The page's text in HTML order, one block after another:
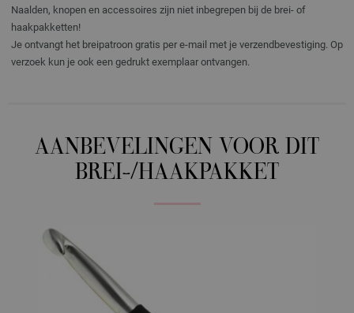
Naalden, knopen en accessoires zijn niet inbegrepen bij de brei- of
haakpakketten!
Je ontvangt het breipatroon gratis per e-mail met je verzendbevestiging. Op
verzoek kun je ook een gedrukt exemplaar ontvangen.
AANBEVELINGEN VOOR DIT
BREI-/HAAKPAKKET